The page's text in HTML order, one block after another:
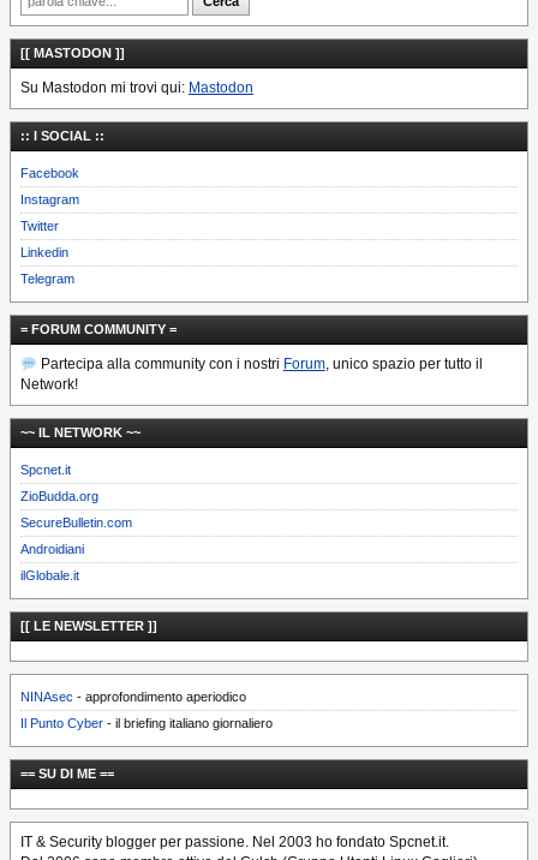
[[ MASTODON ]]
Su Mastodon mi trovi qui: Mastodon
:: I SOCIAL ::
Facebook
Instagram
Twitter
Linkedin
Telegram
= FORUM COMMUNITY =
Partecipa alla community con i nostri Forum, unico spazio per tutto il
Network!
~~ IL NETWORK ~~
Spcnet.it
ZioBudda.org
SecureBulletin.com
Androidiani
ilGlobale.it
[[ LE NEWSLETTER ]]
NINAsec - approfondimento aperiodico
Il Punto Cyber - il briefing italiano giornaliero
== SU DI ME ==
IT & Security blogger per passione. Nel 2003 ho fondato Spcnet.it.